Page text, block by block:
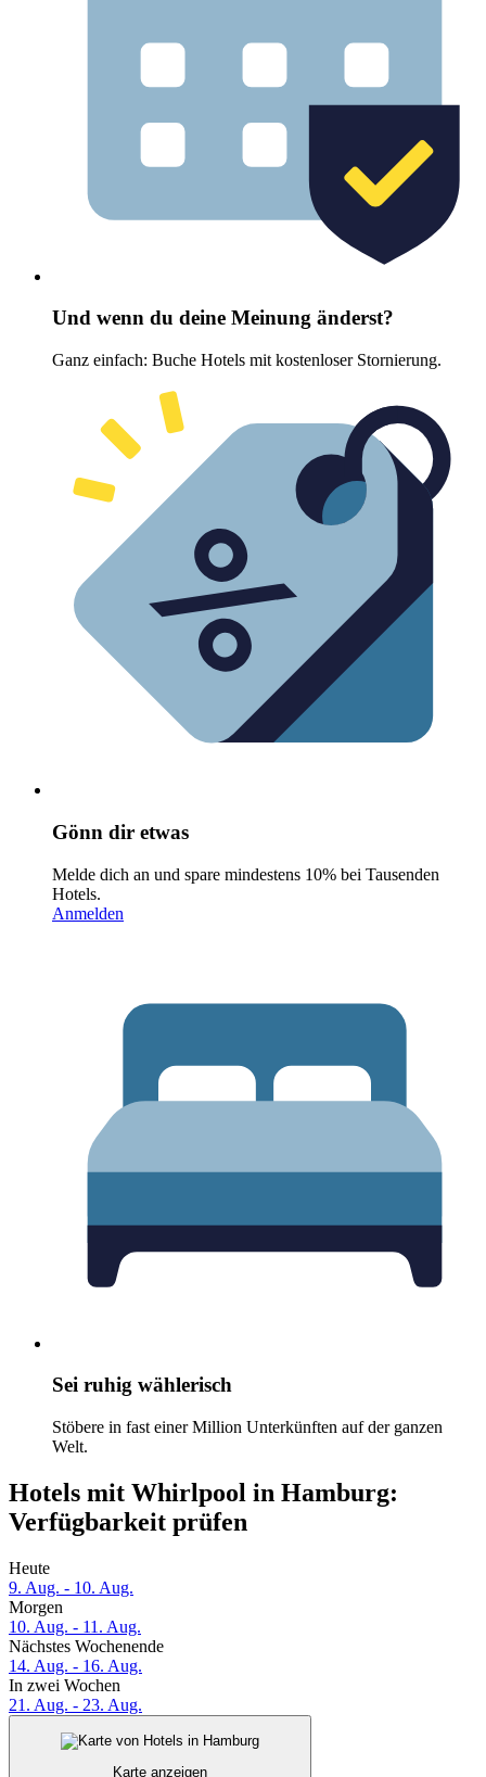
Und wenn du deine Meinung änderst?
Ganz einfach: Buche Hotels mit kostenloser Stornierung.
Gönn dir etwas
Melde dich an und spare mindestens 10% bei Tausenden
Hotels.
Anmelden
Sei ruhig wählerisch
Stöbere in fast einer Million Unterkünften auf der ganzen
Welt.
Hotels mit Whirlpool in Hamburg:
Verfügbarkeit prüfen
Heute
9. Aug. - 10. Aug.
Morgen
10. Aug. - 11. Aug.
Nächstes Wochenende
14. Aug. - 16. Aug.
In zwei Wochen
21. Aug. - 23. Aug.
Karte anzeigen